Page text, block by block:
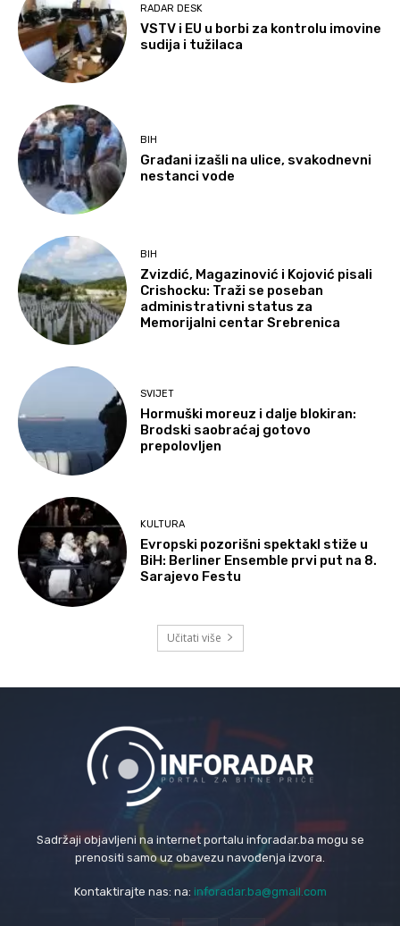
RADAR DESK
VSTV i EU u borbi za kontrolu imovine
sudija i tužilaca
BIH
Građani izašli na ulice, svakodnevni
nestanci vode
BIH
Zvizdić, Magazinović i Kojović pisali
Crishocku: Traži se poseban
administrativni status za
Memorijalni centar Srebrenica
SVIJET
Hormuški moreuz i dalje blokiran:
Brodski saobraćaj gotovo
prepolovljen
KULTURA
Evropski pozorišni spektakl stiže u
BiH: Berliner Ensemble prvi put na 8.
Sarajevo Festu
Učitati više
Sadržaji objavljeni na internet portalu inforadar.ba mogu se
prenositi samo uz obavezu navođenja izvora.
Kontaktirajte nas: na: inforadar.ba@gmail.com